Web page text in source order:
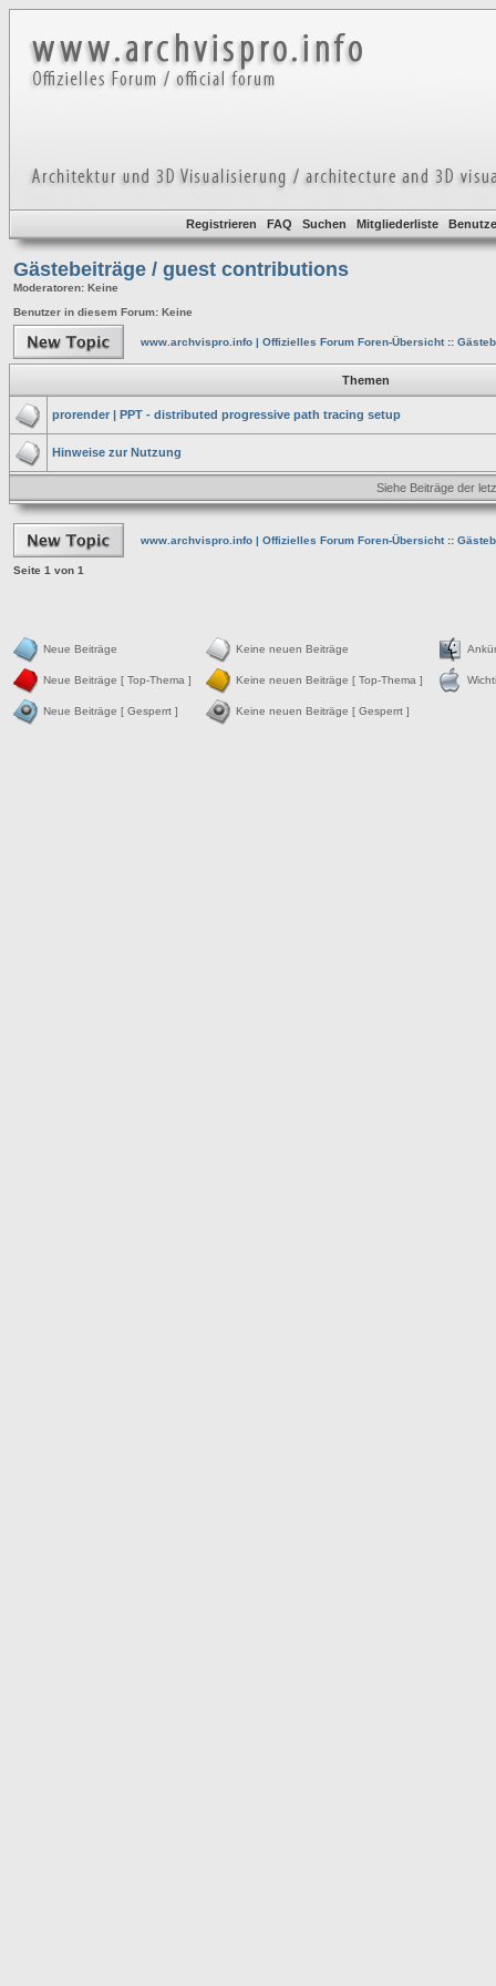
Registrieren FAQ Suchen Mitgliederliste
Gästebeiträge / guest contributions
Moderatoren: Keine
Benutzer in diesem Forum: Keine
www.archvispro.info | Offizielles Forum Foren-Übersicht::
Themen
prorender | PPT - distributed progressive path tracing setup
Hinweise zur Nutzung
Siehe Beiträge der
www.archvispro.info | Offizielles Forum Foren-Übersicht::
Seite 1 von 1
Neue Beiträge Keine neuen Beiträge
Neue Beiträge [ Top-Thema ] Keine neuen Beiträge [ Top-Thema ]
Neue Beiträge [ Gesperrt ] Keine neuen Beiträge [ Gesperrt ]